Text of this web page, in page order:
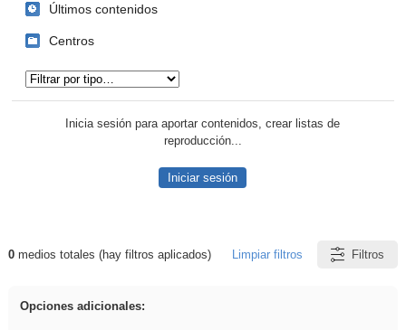
Últimos contenidos
Centros
Inicia sesión para aportar contenidos, crear listas de
reproducción...
Iniciar sesión
Resultados de: vidriera
0medios totales (hay filtros aplicados) Limpiar filtros Filtros
Opciones adicionales: